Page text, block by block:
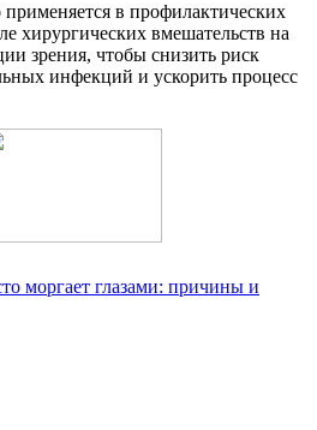
в профилактических
хирургических вмешательств на
зрения, чтобы снизить риск
инфекций и ускорить процесс
моргает глазами: причины и